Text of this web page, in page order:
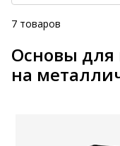
7 товаров
Основы для
на